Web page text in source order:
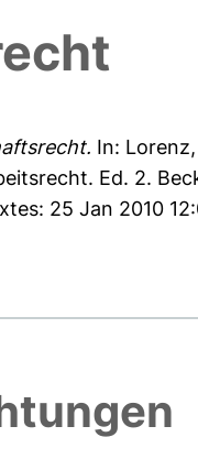
In:
Ed. 2.
25 Jan 2010